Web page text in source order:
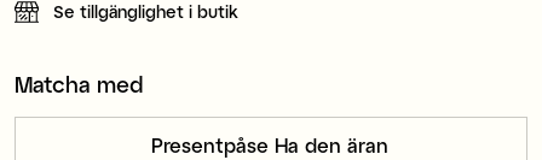
Se tillgänglighet i butik
Matcha med
Presentpåse Ha den äran